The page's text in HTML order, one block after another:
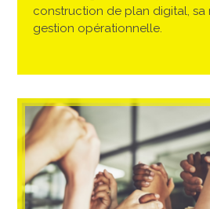
construction de plan digital, sa
gestion opérationnelle.